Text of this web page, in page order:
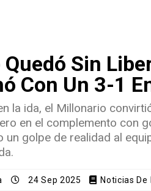
Quedó Sin
Con Un 3-1
la ida, el Millonario
en el complemento con
un golpe de realidad al
24 Sep 2025 Noticias De